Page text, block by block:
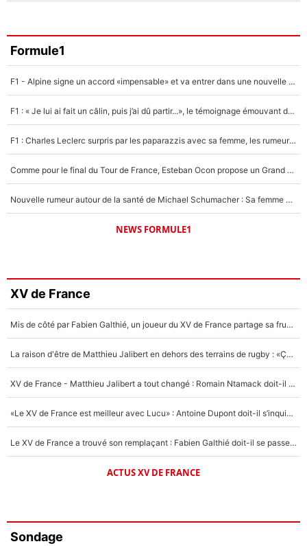
Formule1
F1 - Alpine signe un accord «impensable» et va entrer dans une nouvelle dimension : Grande nouvelle pour Pierre Gasly !
F1 : « Je lui ai fait un câlin, puis j’ai dû partir...», le témoignage émouvant de Max Verstappen sur sa fille
F1 : Charles Leclerc surpris par les paparazzis avec sa femme, les rumeurs étaient vraies !
Comme pour le final du Tour de France, Esteban Ocon propose un Grand Prix de Formule 1 à Paris : «Autour de l’Arc de Triomphe, ce serait génial» !
Nouvelle rumeur autour de la santé de Michael Schumacher : Sa femme Corinna sort du silence
NEWS FORMULE1
XV de France
Mis de côté par Fabien Galthié, un joueur du XV de France partage sa frustration : «ils ne me l’ont pas dit tout de suite»
La raison d'être de Matthieu Jalibert en dehors des terrains de rugby : «Ça m'atteint autant que si tu touches à un membre de ma famille»
XV de France - Matthieu Jalibert a tout changé : Romain Ntamack doit-il s’inquiéter pour sa place à un an de la Coupe du monde ?
«Le XV de France est meilleur avec Lucu» : Antoine Dupont doit-il s’inquiéter pour sa place ?
Le XV de France a trouvé son remplaçant : Fabien Galthié doit-il se passer d'Antoine Dupont ?
ACTUS XV DE FRANCE
Sondage